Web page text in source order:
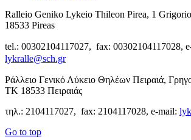
Ralleio Geniko Lykeio Thileon Pirea, 1
18533 Pireas
tel.: 00302104117027, fax: 00302104117028,
lykralle@sch.gr
Ράλλειο Γενικό Λύκειο Θηλέων Πειραιά,
ΤΚ 18533 Πειραιάς
τηλ.: 2104117027, fax: 2104117028, e-mail:
Go to top